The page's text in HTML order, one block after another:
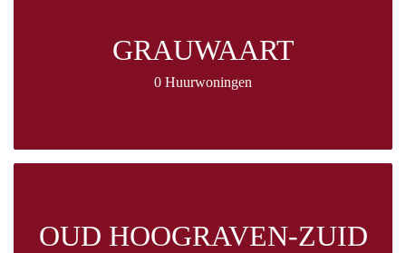
GRAUWAART
0 Huurwoningen
OUD HOOGRAVEN-ZUID